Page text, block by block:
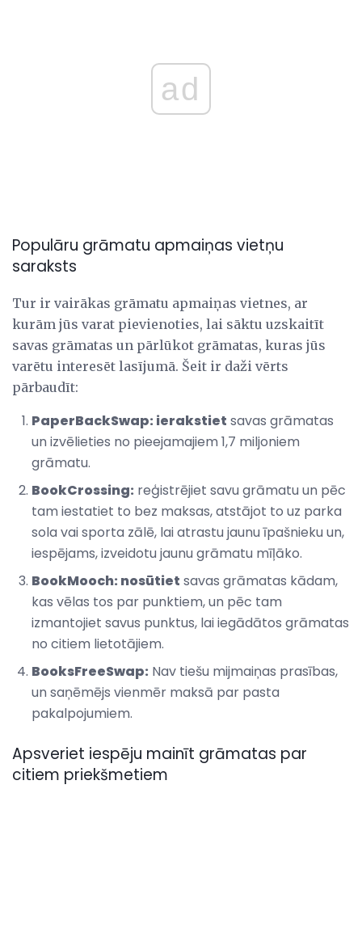
ad
Populāru grāmatu apmaiņas vietņu
saraksts
Tur ir vairākas grāmatu apmaiņas vietnes, ar
kurām jūs varat pievienoties, lai sāktu uzskaitīt
savas grāmatas un pārlūkot grāmatas, kuras jūs
varētu interesēt lasījumā. Šeit ir daži vērts
pārbaudīt:
PaperBackSwap: ierakstiet savas grāmatas
un izvēlieties no pieejamajiem 1,7 miljoniem
grāmatu.
BookCrossing: reģistrējiet savu grāmatu un pēc
tam iestatiet to bez maksas, atstājot to uz parka
sola vai sporta zālē, lai atrastu jaunu īpašnieku un,
iespējams, izveidotu jaunu grāmatu mīļāko.
BookMooch: nosūtiet savas grāmatas kādam,
kas vēlas tos par punktiem, un pēc tam
izmantojiet savus punktus, lai iegādātos grāmatas
no citiem lietotājiem.
BooksFreeSwap: Nav tiešu mijmaiņas prasības,
un saņēmējs vienmēr maksā par pasta
pakalpojumiem.
Apsveriet iespēju mainīt grāmatas par
citiem priekšmetiem